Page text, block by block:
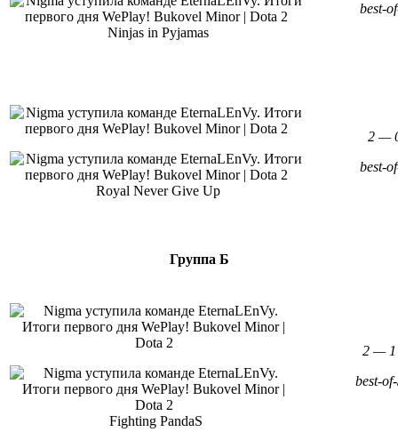
Ninjas in Pyjamas
best-
Royal Never Give Up
2 —
best-
Группа Б
Fighting PandaS
2 — 1
best-